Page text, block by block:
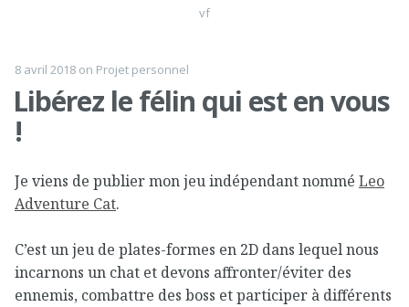
vf
8 avril 2018 on Projet personnel
Libérez le félin qui est en vous
!
Je viens de publier mon jeu indépendant nommé Leo
Adventure Cat.
C’est un jeu de plates-formes en 2D dans lequel nous
incarnons un chat et devons affronter/éviter des
ennemis, combattre des boss et participer à différents